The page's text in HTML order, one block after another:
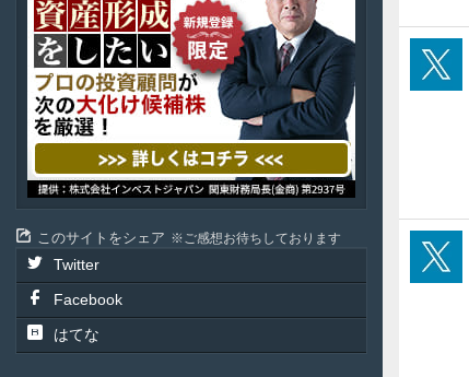
このサイトをシェア ご感想お待ちしております
Twitter
Facebook
はてな